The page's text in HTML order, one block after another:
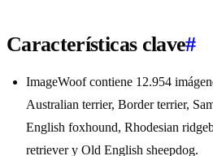
Características clave#
ImageWoof contiene 12.954
Australian terrier, Border terrier,
English foxhound, Rhodesian
retriever y Old English sheepdog.